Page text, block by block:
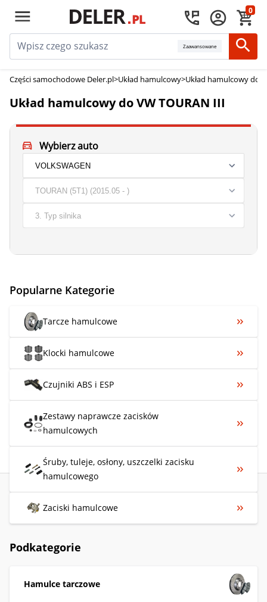
0
Zaawansowane
Części samochodowe Deler.pl>Układ hamulcowy>Układ hamulcowy do
Układ hamulcowy do VW TOURAN III
Wybierz auto
Popularne Kategorie
Tarcze hamulcowe
Klocki hamulcowe
Czujniki ABS i ESP
Zestawy naprawcze zacisków
hamulcowych
Śruby, tuleje, osłony, uszczelki zacisku
hamulcowego
Zaciski hamulcowe
Podkategorie
Hamulce tarczowe